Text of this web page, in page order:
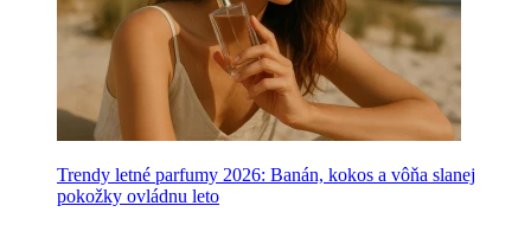
Trendy letné parfumy 2026: Banán, kokos a vôňa slanej
pokožky ovládnu leto